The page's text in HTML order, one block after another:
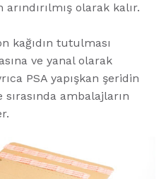
olarak kalır.
kağıdın tutulması
ve yanal olarak
PSA yapışkan şeridin
ambalajların